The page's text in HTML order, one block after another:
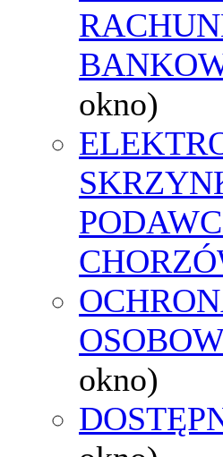
okno)
okno)